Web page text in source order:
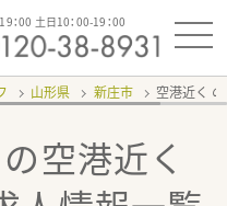
：00 土日10：00-19：00
山形県 新庄市 空港近く
空港近く